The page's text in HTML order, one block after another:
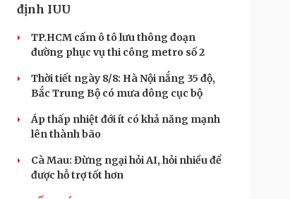
định IUU
TP.HCM cấm ô tô lưu thông đoạn
đường phục vụ thi công metro số 2
Thời tiết ngày 8/8: Hà Nội nắng 35 độ,
Bắc Trung Bộ có mưa dông cục bộ
Áp thấp nhiệt đới ít có khả năng mạnh
lên thành bão
Cà Mau: Đừng ngại hỏi AI, hỏi nhiều để
được hỗ trợ tốt hơn